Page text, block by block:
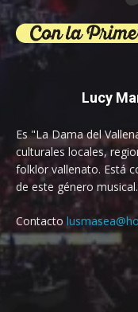
Lucy
Es "La Dama del
culturales locales,
folklor vallenato. Está
de este género musical.
Contacto